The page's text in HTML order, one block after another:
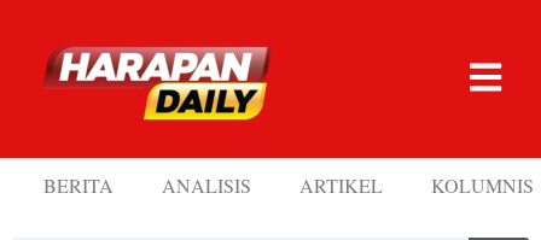
BERITA ANALISIS ARTIKEL KOLUMNIS